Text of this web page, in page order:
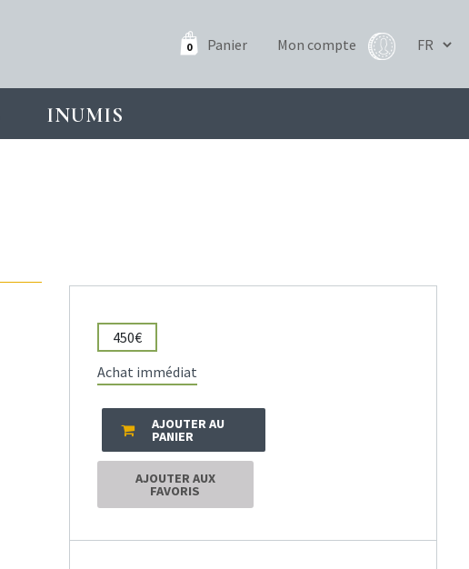
0 Panier Mon compte
INUMIS
450€
Achat immédiat
AJOUTER AU
PANIER
AJOUTER AUX
FAVORIS